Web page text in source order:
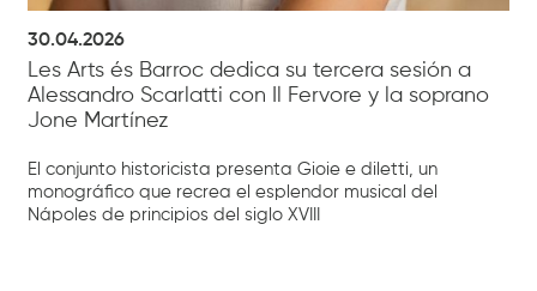
30.04.2026
Les Arts és Barroc dedica su tercera sesión a
Alessandro Scarlatti con Il Fervore y la soprano
Jone Martínez
El conjunto historicista presenta Gioie e diletti, un
monográfico que recrea el esplendor musical del
Nápoles de principios del siglo XVIII